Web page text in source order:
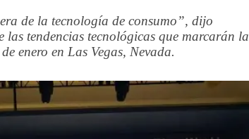
de la tecnología de consumo”, dijo
tendencias tecnológicas que marcarán la
enero en Las Vegas, Nevada.